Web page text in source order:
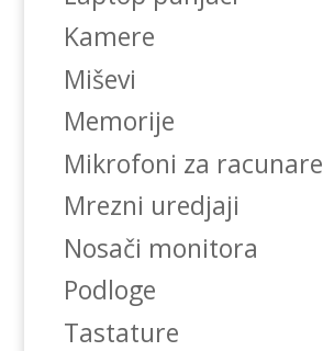
Kamere
Miševi
Memorije
Mikrofoni za racunare
Mrezni uredjaji
Nosači monitora
Podloge
Tastature